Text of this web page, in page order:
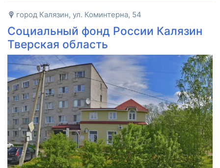
город Калязин, ул. Коминтерна, 54
Социальный фонд России Калязин
Тверская область